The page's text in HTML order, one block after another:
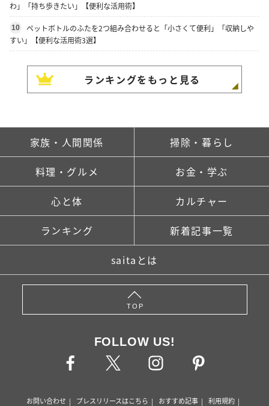
わ」「持ち歩きたい」【便利な活用術】
10
ペットボトルのふたを2つ組み合わせると「小さくて便利」「収納しや
すい」【便利な活用術3選】
ランキングをもっと見る
家族・人間関係 掃除・暮らし
料理・グルメ お金・学ぶ
心と体 カルチャー
ランキング 新着記事一覧
saitaとは
TOP
FOLLOW US!
お問い合わせ プレスリリースはこちら おすすめ記事 利用規約